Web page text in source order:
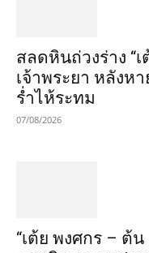
สลดหินถ่วงร่าง “
เจ้าพระยา หลังห
ร่ำไห้ระทม
07/08/2026
“เต้ย พงศกร – ต้